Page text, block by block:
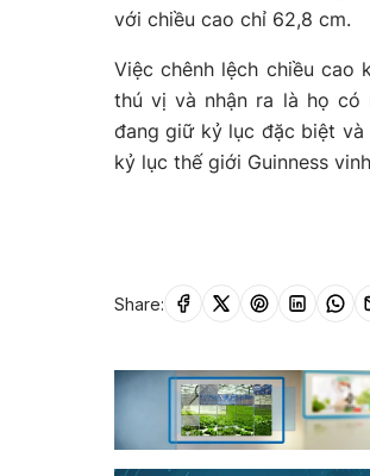
với chiều cao chỉ 62,8 cm.
Việc chênh lệch chiều
thú vị và nhận ra là họ có
đang giữ kỷ lục đặc biệt
kỷ lục thế giới Guinness
Share: